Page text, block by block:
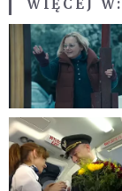
WIĘCEJ W: